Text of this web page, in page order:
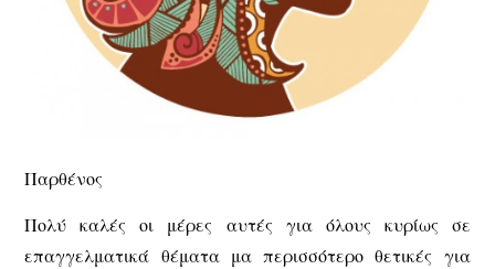
Παρθένος
Πολύ καλές οι μέρες αυτές για όλους κυρίως σε
επαγγελματικά θέματα μα περισσότερο θετικές για